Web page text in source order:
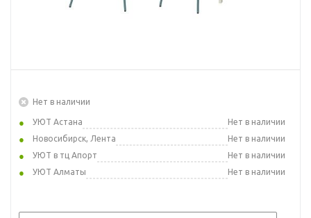
Нет в наличии
УЮТ Астана
Нет в наличии
Новосибирск, Лента
Нет в наличии
УЮТ в тц Апорт
Нет в наличии
УЮТ Алматы
Нет в наличии